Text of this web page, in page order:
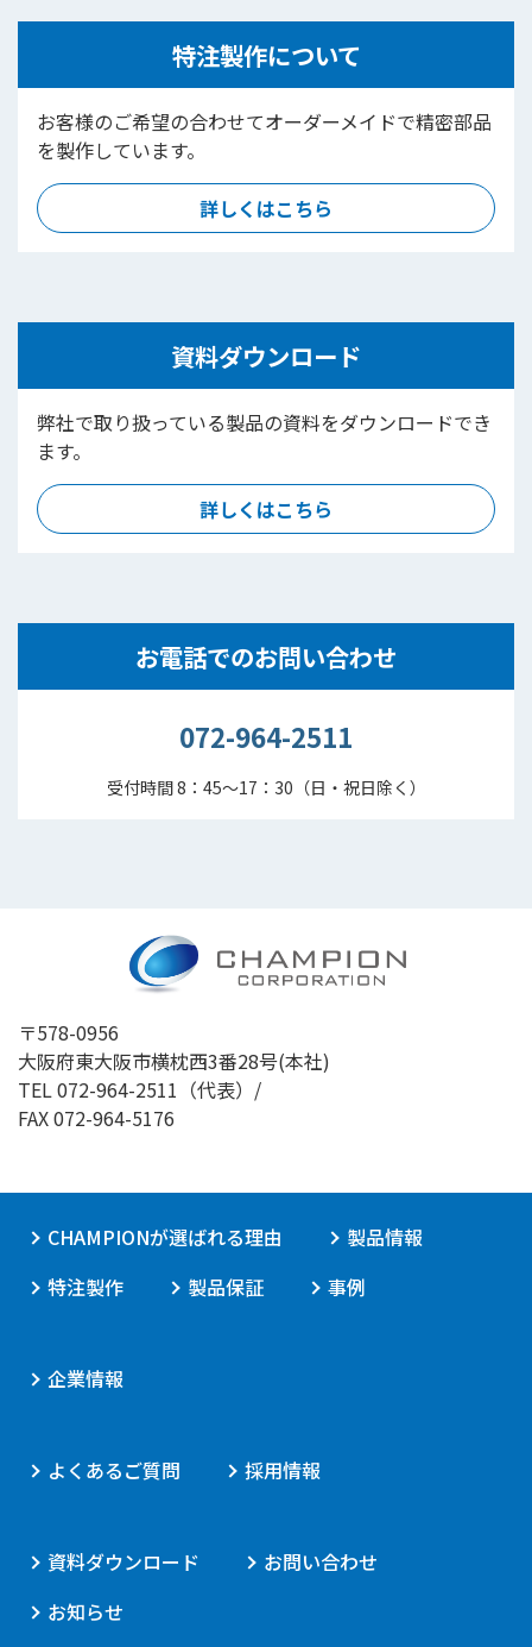
特注製作について
お客様のご希望の合わせてオーダーメイドで精密部品
を製作しています。
詳しくはこちら
資料ダウンロード
弊社で取り扱っている製品の資料をダウンロードでき
ます。
詳しくはこちら
お電話でのお問い合わせ
072-964-2511
受付時間 8：45～17：30（日・祝日除く）
〒578-0956
大阪府東大阪市横枕西3番28号(本社)
TEL072-964-2511 （代表）/
FAX 072-964-5176
CHAMPIONが選ばれる理由
製品情報
特注製作
製品保証 事例
企業情報
よくあるご質問 採用情報
資料ダウンロード
お問い合わせ
お知らせ